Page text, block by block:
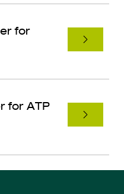
for
for ATP